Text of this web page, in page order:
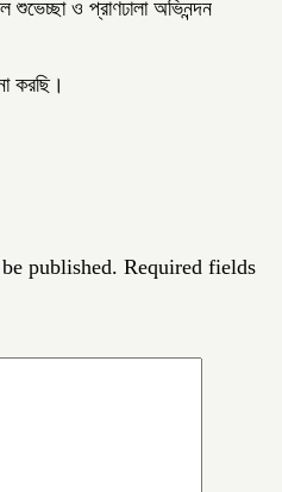
শুভেচ্ছা ও প্রাণঢালা অভিনন্দন
করছি।
published. Required fields